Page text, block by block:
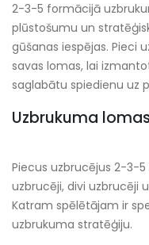
2-3-5 formācijā
plūstošumu un
gūšanas iespējas. Pieci
savas lomas, lai
saglabātu spiedienu uz
Uzbrukuma
Piecus uzbrucējus 2-3-
uzbrucēji, divi uzbrucēji
Katram spēlētājam ir
uzbrukuma stratēģiju.